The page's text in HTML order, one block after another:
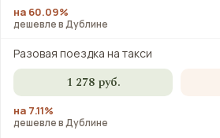
на 60.09%
дешевле в Дублине
Разовая поездка на такси
1 278 руб.
на 7.11%
дешевле в Дублине